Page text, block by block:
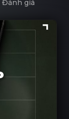
Đánh giá